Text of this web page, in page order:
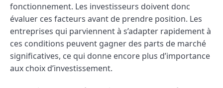
fonctionnement. Les investisseurs doivent donc
évaluer ces facteurs avant de prendre position. Les
entreprises qui parviennent à s’adapter rapidement à
ces conditions peuvent gagner des parts de marché
significatives, ce qui donne encore plus d’importance
aux choix d’investissement.